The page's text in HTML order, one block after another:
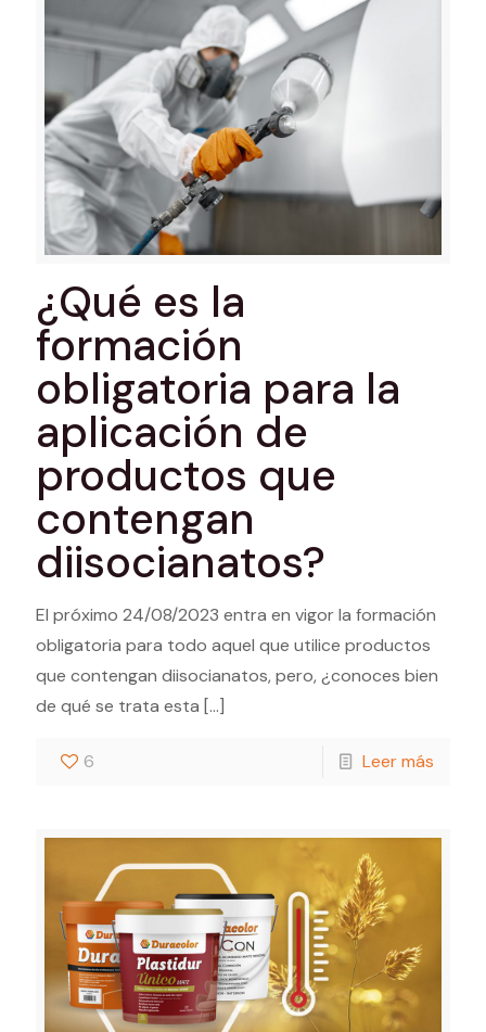
¿Qué es la
formación
obligatoria para la
aplicación de
productos que
contengan
diisocianatos?
El próximo 24/08/2023 entra en vigor la formación
obligatoria para todo aquel que utilice productos
que contengan diisocianatos, pero, ¿conoces bien
de qué se trata esta […]
6 Leer más